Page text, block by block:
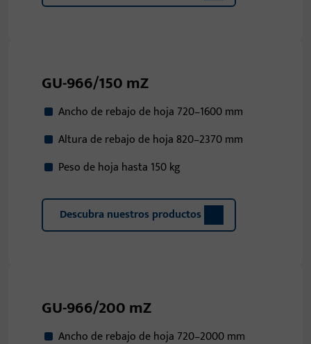
GU-966/150 mZ
Ancho de rebajo de hoja 720–1600 mm
Altura de rebajo de hoja 820–2370 mm
Peso de hoja hasta 150 kg
Descubra nuestros productos
GU-966/200 mZ
Ancho de rebajo de hoja 720–2000 mm